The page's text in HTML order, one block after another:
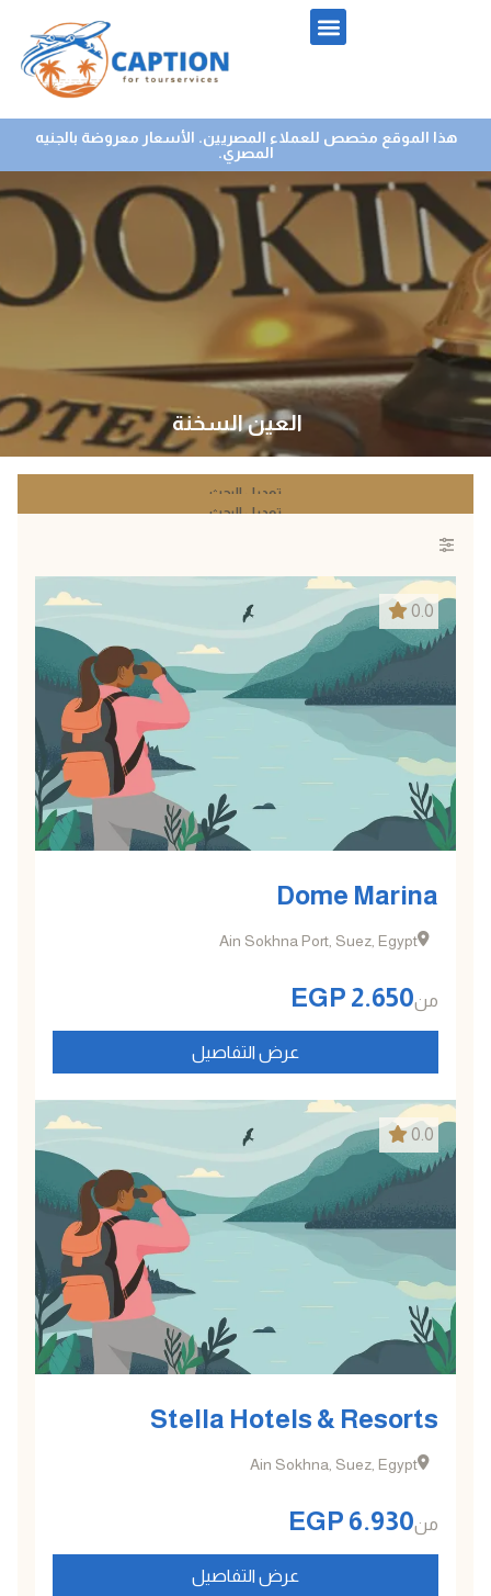
هذا الموقع مخصص للعملاء المصريين. الأسعار معروضة بالجنيه
المصري.
العين السخنة
تعديل البحث
تعديل البحث
0.0
Dome Marina
Ain Sokhna Port, Suez, Egypt
من2.650
EGP
عرض التفاصيل
0.0
Stella Hotels & Resorts
Ain Sokhna, Suez, Egypt
من6.930
EGP
عرض التفاصيل